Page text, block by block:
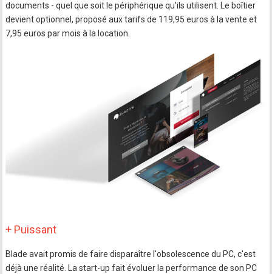
documents - quel que soit le périphérique qu'ils utilisent. Le boîtier
devient optionnel, proposé aux tarifs de 119,95 euros à la vente et
7,95 euros par mois à la location.
+ Puissant
Blade avait promis de faire disparaître l'obsolescence du PC, c'est
déjà une réalité. La start-up fait évoluer la performance de son PC